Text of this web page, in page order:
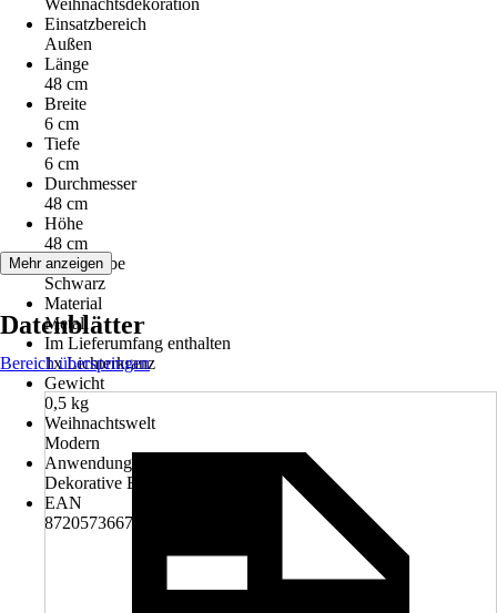
Weihnachtsdekoration
Einsatzbereich
Außen
Länge
48 cm
Breite
6 cm
Tiefe
6 cm
Durchmesser
48 cm
Höhe
48 cm
Grundfarbe
Schwarz
Material
Metall
Im Lieferumfang enthalten
1x Lichterkranz
Gewicht
0,5 kg
Weihnachtswelt
Modern
Anwendung
Dekorative Beleuchtung
EAN
8720573667043
Mehr anzeigen
Datenblätter
Bereich überspringen